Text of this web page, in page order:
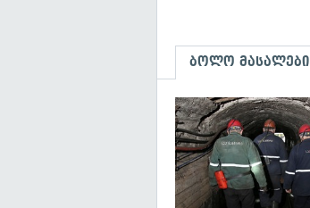
ბოლო მასალები